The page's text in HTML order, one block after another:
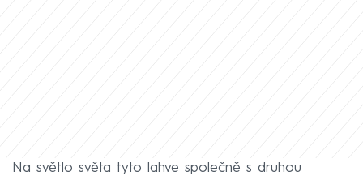
Na světlo světa tyto lahve společně s druhou